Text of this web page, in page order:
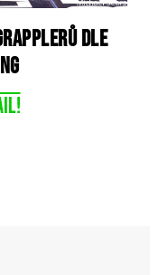
dle